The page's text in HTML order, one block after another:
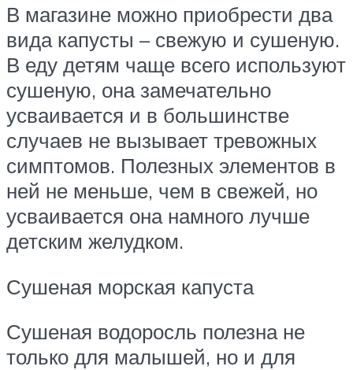
В магазине можно приобрести два
вида капусты – свежую и сушеную.
В еду детям чаще всего используют
сушеную, она замечательно
усваивается и в большинстве
случаев не вызывает тревожных
симптомов. Полезных элементов в
ней не меньше, чем в свежей, но
усваивается она намного лучше
детским желудком.
Сушеная морская капуста
Сушеная водоросль полезна не
только для малышей, но и для